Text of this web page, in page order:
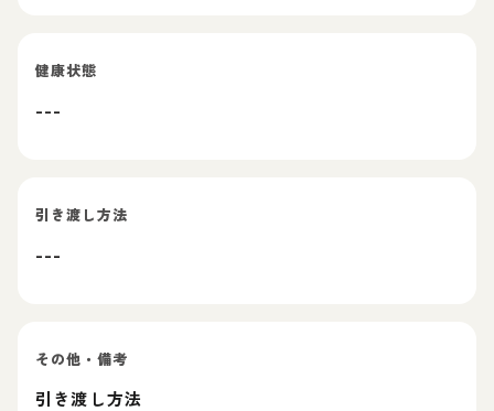
健康状態
---
引き渡し方法
---
その他・備考
引き渡し方法